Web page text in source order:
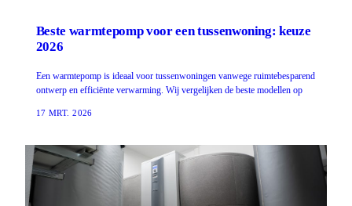
Beste warmtepomp voor een tussenwoning: keuze
2026
Een warmtepomp is ideaal voor tussenwoningen vanwege ruimtebesparend
ontwerp en efficiënte verwarming. Wij vergelijken de beste modellen op
17 MRT. 2026